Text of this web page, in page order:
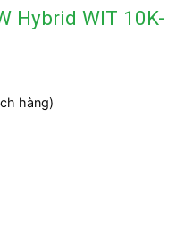
Hybrid WIT 10K-
hàng)